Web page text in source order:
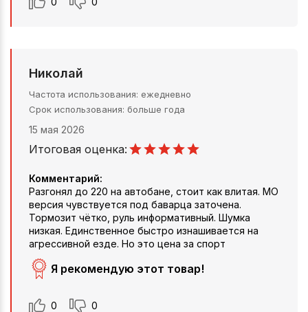
Николай
Частота использования ежедневно
Срок использования больше года
15 мая 2026
Итоговая оценка:
Комментарий:
Разгонял до 220 на автобане, стоит как влитая. MO
версия чувствуется под баварца заточена.
Тормозит чётко, руль информативный. Шумка
низкая. Единственное быстро изнашивается на
агрессивной езде. Но это цена за спорт
Я рекомендую этот товар!
0 0